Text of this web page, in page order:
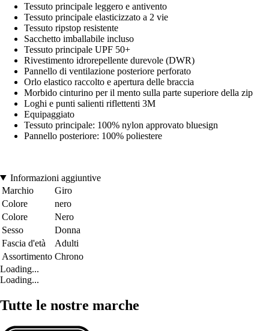
Tessuto principale leggero e antivento
Tessuto principale elasticizzato a 2 vie
Tessuto ripstop resistente
Sacchetto imballabile incluso
Tessuto principale UPF 50+
Rivestimento idrorepellente durevole (DWR)
Pannello di ventilazione posteriore perforato
Orlo elastico raccolto e apertura delle braccia
Morbido cinturino per il mento sulla parte superiore della zip
Loghi e punti salienti riflettenti 3M
Equipaggiato
Tessuto principale: 100% nylon approvato bluesign
Pannello posteriore: 100% poliestere
Informazioni aggiuntive
Marchio
Giro
Colore
nero
Colore
Nero
Sesso
Donna
Fascia d'età
Adulti
Assortimento Chrono
Loading...
Loading...
Tutte le nostre marche